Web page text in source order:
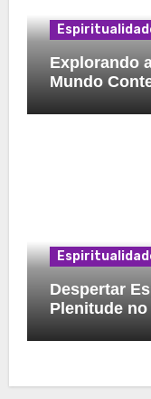
Explorando
Mundo
Despertar
Plenitude